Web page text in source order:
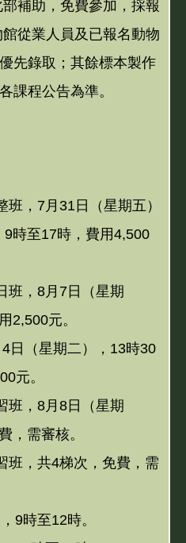
補助，免費參加，採報
從業人員及已報名動物
先錄取；其餘標本製作
課程公告為準。
，7月31日（星期五）
時至17時，費用4,500
班，8月7日（星期
2,500元。
日（星期二），13時30
元。
班，8月8日（星期
，需審核。
班，共4梯次，免費，需
9時至12時。